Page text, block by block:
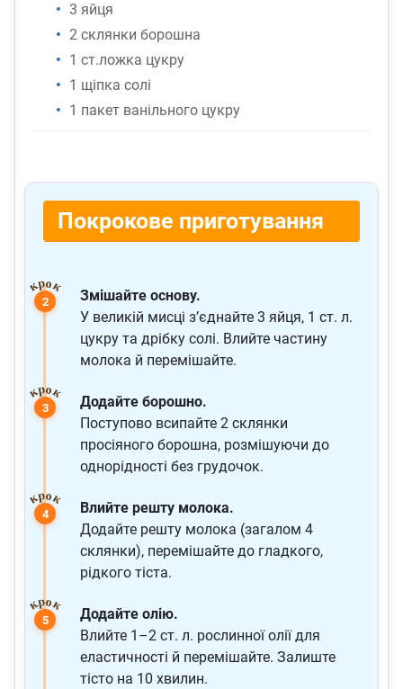
3 яйця
2 склянки борошна
1 ст.ложка цукру
1 щіпка солі
1 пакет ванільного цукру
Покрокове приготування
Змішайте основу.
У великій мисці з’єднайте 3 яйця, 1 ст. л.
цукру та дрібку солі. Влийте частину
молока й перемішайте.
Додайте борошно.
Поступово всипайте 2 склянки
просіяного борошна, розмішуючи до
однорідності без грудочок.
Влийте решту молока.
Додайте решту молока (загалом 4
склянки), перемішайте до гладкого,
рідкого тіста.
Додайте олію.
Влийте 1–2 ст. л. рослинної олії для
еластичності й перемішайте. Залиште
тісто на 10 хвилин.